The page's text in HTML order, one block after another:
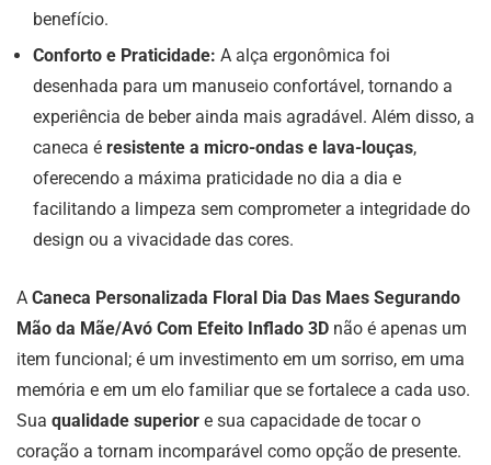
benefício.
Conforto e Praticidade: A alça ergonômica foi
desenhada para um manuseio confortável, tornando a
experiência de beber ainda mais agradável. Além disso, a
caneca é resistente a micro-ondas e lava-louças,
oferecendo a máxima praticidade no dia a dia e
facilitando a limpeza sem comprometer a integridade do
design ou a vivacidade das cores.
A Caneca Personalizada Floral Dia Das Maes Segurando
Mão da Mãe/Avó Com Efeito Inflado 3D não é apenas um
item funcional; é um investimento em um sorriso, em uma
memória e em um elo familiar que se fortalece a cada uso.
Sua qualidade superior e sua capacidade de tocar o
coração a tornam incomparável como opção de presente.